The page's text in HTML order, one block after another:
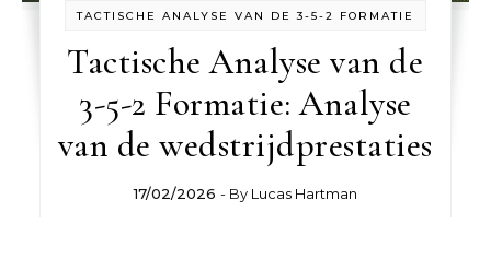
TACTISCHE ANALYSE VAN DE 3-5-2 FORMATIE
Tactische Analyse van de
3-5-2 Formatie: Analyse
van de wedstrijdprestaties
17/02/2026 - By Lucas Hartman